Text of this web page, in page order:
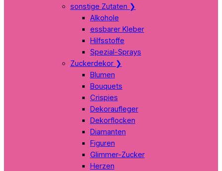
sonstige Zutaten ❯
Alkohole
essbarer Kleber
Hilfsstoffe
Spezial-Sprays
Zuckerdekor ❯
Blumen
Bouquets
Crispies
Dekoraufleger
Dekorflocken
Diamanten
Figuren
Glimmer-Zucker
Herzen